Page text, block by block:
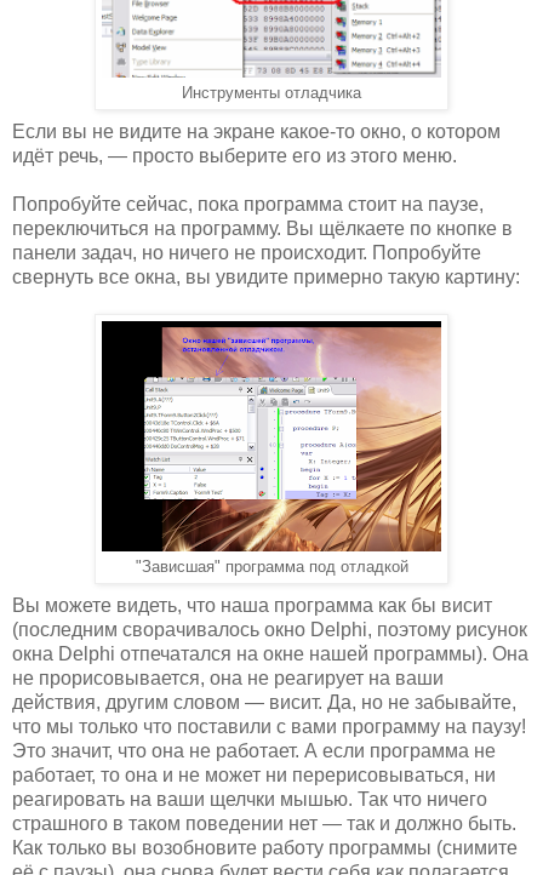
Инструменты отладчика
Если вы не видите на экране какое-то окно, о котором
идёт речь, — просто выберите его из этого меню.
Попробуйте сейчас, пока программа стоит на паузе,
переключиться на программу. Вы щёлкаете по кнопке в
панели задач, но ничего не происходит. Попробуйте
свернуть все окна, вы увидите примерно такую картину:
"Зависшая" программа под отладкой
Вы можете видеть, что наша программа как бы висит
(последним сворачивалось окно Delphi, поэтому рисунок
окна Delphi отпечатался на окне нашей программы). Она
не прорисовывается, она не реагирует на ваши
действия, другим словом — висит. Да, но не забывайте,
что мы только что поставили с вами программу на паузу!
Это значит, что она не работает. А если программа не
работает, то она и не может ни перерисовываться, ни
реагировать на ваши щелчки мышью. Так что ничего
страшного в таком поведении нет — так и должно быть.
Как только вы возобновите работу программы (снимите